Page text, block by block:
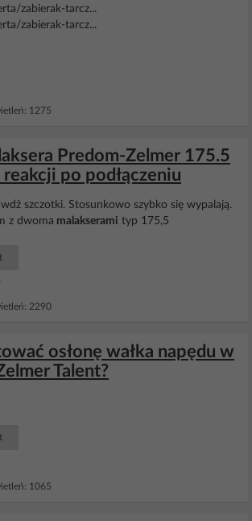
zabierak-tarcz...
zabierak-tarcz...
1275
Predom-Zelmer 175.5
po podłączeniu
szczotki. Stosunkowo szybko się wypalają.
z dwoma malakserami typ 175,5
2290
osłonę wałka napędu w
Talent?
1065